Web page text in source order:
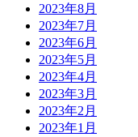
2023年8月
2023年7月
2023年6月
2023年5月
2023年4月
2023年3月
2023年2月
2023年1月